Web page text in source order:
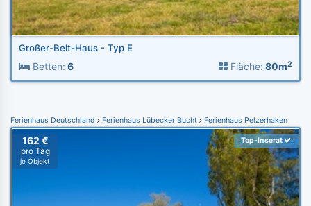
Großer-Belt-Haus - Typ E
Betten: 6 Fläche: 80m2
Ferienhaus Deutschland Ferienhaus Lübecker Bucht Ferienhaus Pelzerhaken
162 €
pro Tag
je Objekt
Top-Inserat